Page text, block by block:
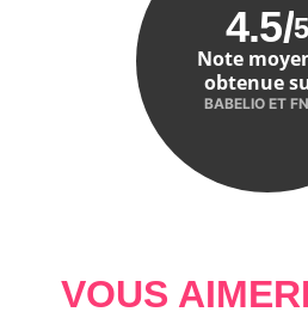
4.5/5
Note
obtenue
BABELIO ET
VOUS